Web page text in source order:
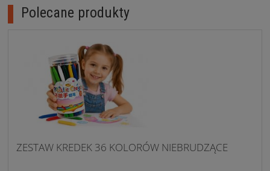
Polecane produkty
ZESTAW KREDEK 36 KOLORÓW NIEBRUDZĄCE